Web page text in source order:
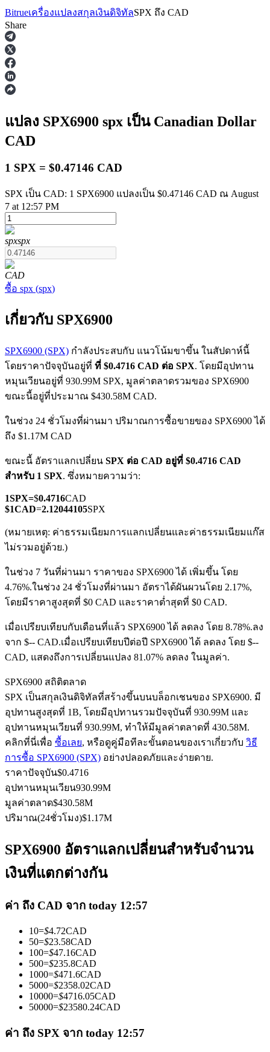
ฟิวเจอร์ส
ฟิวเจอร์สที่ใช้ USDT เป็นหลักประกัน
ฟิวเจอร์ส COIN-M
ฟิวเจอร์สสกุลเงินดิจิทัล
TradFi
อนุพันธ์ของหุ้น ฟอเร็กซ์ โลหะมีค่า และสินค้าโภคภัณฑ์
ฟิวเจอร์ส USDC
คัดลอกการซื้อขาย
เข้าร่วมกับเทรดเดอร์ชั้นนำ
ลอกการซื้อขาย
Bitrueเครื่องแปลงสกุลเงินดิจิทัลSPX ถึง CAD
Share
แปลง SPX6900 spx เป็น Canadian Dollar
CAD
1 SPX = $0.47146 CAD
SPX เป็น CAD: 1 SPX6900 แปลงเป็น $0.47146 CAD ณ August
7 at 12:57 PM
spxspx
CAD
ซื้อ spx (spx)
เกี่ยวกับ SPX6900
SPX6900 (SPX) กำลังประสบกับ แนวโน้มขาขึ้น ในสัปดาห์นี้
โดยราคาปัจจุบันอยู่ที่ ที่ $0.4716 CAD ต่อ SPX. โดยมีอุปทาน
หมุนเวียนอยู่ที่ 930.99M SPX, มูลค่าตลาดรวมของ SPX6900
ขณะนี้อยู่ที่ประมาณ $430.58M CAD.
ในช่วง 24 ชั่วโมงที่ผ่านมา ปริมาณการซื้อขายของ SPX6900 ได้
ถึง $1.17M CAD
ขณะนี้ อัตราแลกเปลี่ยน SPX ต่อ CAD อยู่ที่ $0.4716 CAD
สำหรับ 1 SPX. ซึ่งหมายความว่า:
1SPX=$0.4716CAD
$1CAD=2.12044105SPX
(หมายเหตุ: ค่าธรรมเนียมการแลกเปลี่ยนและค่าธรรมเนียมแก๊ส
ไม่รวมอยู่ด้วย.)
ในช่วง 7 วันที่ผ่านมา ราคาของ SPX6900 ได้ เพิ่มขึ้น โดย
4.76%.ในช่วง 24 ชั่วโมงที่ผ่านมา อัตราได้ผันผวนโดย 2.17%,
โดยมีราคาสูงสุดที่ $0 CAD และราคาต่ำสุดที่ $0 CAD.
เมื่อเปรียบเทียบกับเดือนที่แล้ว SPX6900 ได้ ลดลง โดย 8.78%.ลง
จาก $-- CAD.เมื่อเปรียบเทียบปีต่อปี SPX6900 ได้ ลดลง โดย $--
CAD, แสดงถึงการเปลี่ยนแปลง 81.07% ลดลง ในมูลค่า.
SPX6900 สถิติตลาด
SPX เป็นสกุลเงินดิจิทัลที่สร้างขึ้นบนบล็อกเชนของ SPX6900. มี
อุปทานสูงสุดที่ 1B, โดยมีอุปทานรวมปัจจุบันที่ 930.99M และ
อุปทานหมุนเวียนที่ 930.99M, ทำให้มีมูลค่าตลาดที่ 430.58M.
คลิกที่นี่เพื่อ ซื้อเลย, หรือดูคู่มือทีละขั้นตอนของเราเกี่ยวกับ วิธี
การซื้อ SPX6900 (SPX) อย่างปลอดภัยและง่ายดาย.
ราคาปัจจุบัน$0.4716
อุปทานหมุนเวียน930.99M
มูลค่าตลาด$430.58M
ปริมาณ(24ชั่วโมง)$1.17M
SPX6900 อัตราแลกเปลี่ยนสำหรับจำนวน
เงินที่แตกต่างกัน
ค่า ถึง CAD จาก today 12:57
10=$4.72CAD
50=$23.58CAD
100=$47.16CAD
500=$235.8CAD
1000=$471.6CAD
5000=$2358.02CAD
10000=$4716.05CAD
50000=$23580.24CAD
ค่า ถึง SPX จาก today 12:57